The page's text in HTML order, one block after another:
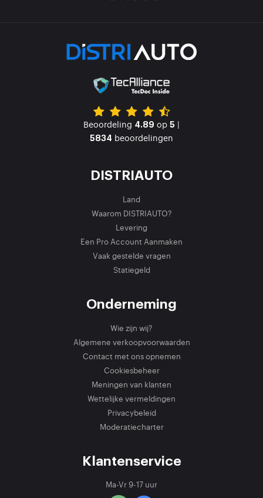
Beoordeling 4.89 op 5 |
5834 beoordelingen
DISTRIAUTO
Land
Waarom DISTRIAUTO?
Levering
Een Pro Account Aanmaken
Vaak gestelde vragen
Statiegeld
Onderneming
Wie zijn wij?
Algemene verkoopvoorwaarden
Contact met ons opnemen
Cookiesbeheer
Meningen van klanten
Wettelijke vermeldingen
Privacybeleid
Moderatiecharter
Klantenservice
Ma-Vr 9-17 uur